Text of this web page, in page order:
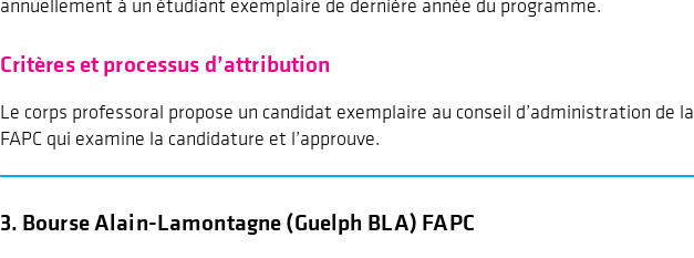
annuellement à un étudiant exemplaire de dernière année du programme.
Critères et processus d’attribution
Le corps professoral propose un candidat exemplaire au conseil d’administration de la
FAPC qui examine la candidature et l’approuve.
3. Bourse Alain-Lamontagne (Guelph BLA) FAPC